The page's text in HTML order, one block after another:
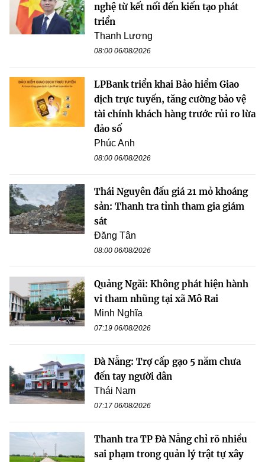
nghệ từ kết nối đến kiến tạo phát
triển
Thanh Lương
08:00 06/08/2026
LPBank triển khai Bảo hiểm Giao
dịch trực tuyến, tăng cường bảo vệ
tài chính khách hàng trước rủi ro lừa
đảo số
Phúc Anh
08:00 06/08/2026
Thái Nguyên đấu giá 21 mỏ khoáng
sản: Thanh tra tỉnh tham gia giám
sát
Đăng Tân
08:00 06/08/2026
Quảng Ngãi: Không phát hiện hành
vi tham nhũng tại xã Mô Rai
Minh Nghĩa
07:19 06/08/2026
Đà Nẵng: Trợ cấp gạo 5 năm chưa
đến tay người dân
Thái Nam
07:17 06/08/2026
Thanh tra TP Đà Nẵng chỉ rõ nhiều
sai phạm trong quản lý trật tự xây